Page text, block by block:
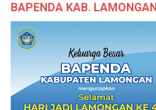
BAPENDA KAB. LAMONGAN